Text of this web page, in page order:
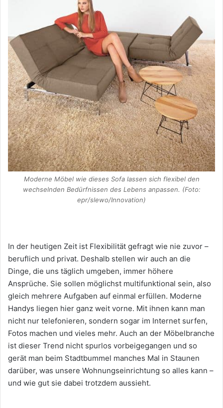
Moderne Möbel wie dieses Sofa lassen sich flexibel den
wechselnden Bedürfnissen des Lebens anpassen. (Foto:
epr/slewo/Innovation)
In der heutigen Zeit ist Flexibilität gefragt wie nie zuvor –
beruflich und privat. Deshalb stellen wir auch an die
Dinge, die uns täglich umgeben, immer höhere
Ansprüche. Sie sollen möglichst multifunktional sein, also
gleich mehrere Aufgaben auf einmal erfüllen. Moderne
Handys liegen hier ganz weit vorne. Mit ihnen kann man
nicht nur telefonieren, sondern sogar im Internet surfen,
Fotos machen und vieles mehr. Auch an der Möbelbranche
ist dieser Trend nicht spurlos vorbeigegangen und so
gerät man beim Stadtbummel manches Mal in Staunen
darüber, was unsere Wohnungseinrichtung so alles kann –
und wie gut sie dabei trotzdem aussieht.